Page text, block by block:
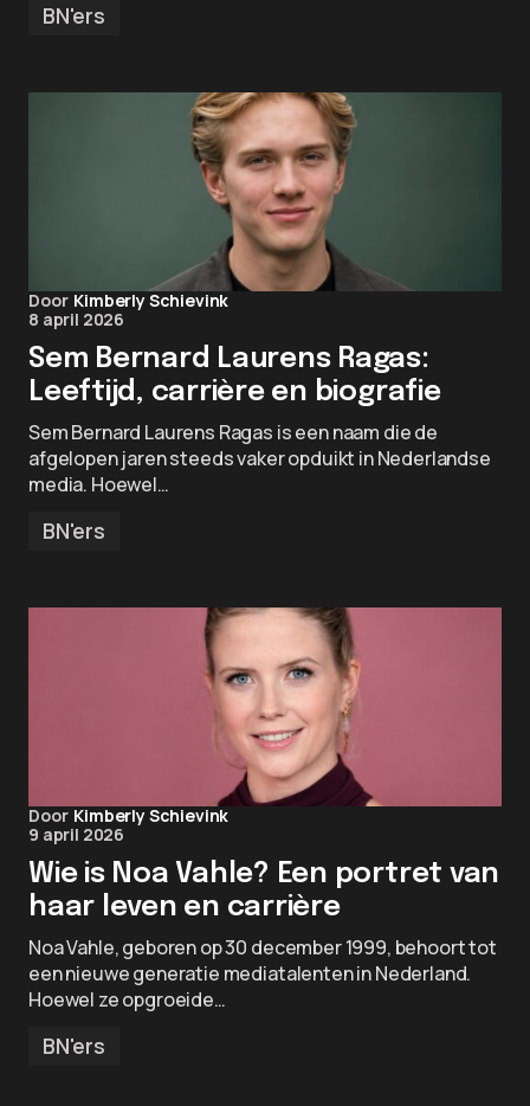
BN'ers
Door Kimberly Schievink
8 april 2026
Sem Bernard Laurens Ragas:
Leeftijd, carrière en biografie
Sem Bernard Laurens Ragas is een naam die de
afgelopen jaren steeds vaker opduikt in Nederlandse
media. Hoewel…
BN'ers
Door Kimberly Schievink
9 april 2026
Wie is Noa Vahle? Een portret van
haar leven en carrière
Noa Vahle, geboren op 30 december 1999, behoort tot
een nieuwe generatie mediatalenten in Nederland.
Hoewel ze opgroeide…
BN'ers